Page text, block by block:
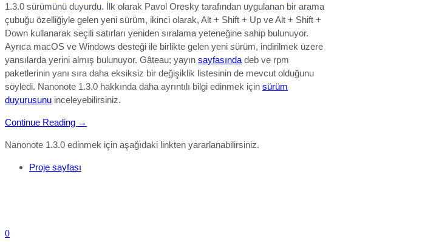
1.3.0 sürümünü duyurdu. İlk olarak Pavol Oresky tarafından uygulanan bir arama
çubuğu özelliğiyle gelen yeni sürüm, ikinci olarak, Alt + Shift + Up ve Alt + Shift +
Down kullanarak seçili satırları yeniden sıralama yeteneğine sahip bulunuyor.
Ayrıca macOS ve Windows desteği ile birlikte gelen yeni sürüm, indirilmek üzere
yansılarda yerini almış bulunuyor. Gâteau; yayın sayfasında deb ve rpm
paketlerinin yanı sıra daha eksiksiz bir değişiklik listesinin de mevcut olduğunu
söyledi. Nanonote 1.3.0 hakkında daha ayrıntılı bilgi edinmek için sürüm
duyurusunu inceleyebilirsiniz.
Continue Reading →
Nanonote 1.3.0 edinmek için aşağıdaki linkten yararlanabilirsiniz.
Proje sayfası
0